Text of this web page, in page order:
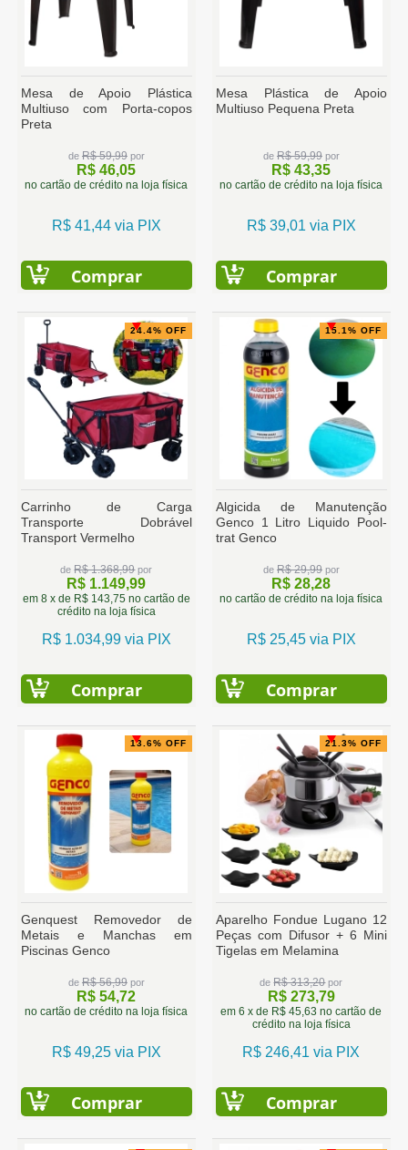
Mesa de Apoio Plástica
Multiuso com Porta-copos
Preta
de R$ 59,99por
R$ 46,05
no cartão de crédito na loja física
R$ 41,44 via PIX
Comprar
Mesa Plástica de Apoio
Multiuso Pequena Preta
de R$ 59,99por
R$ 43,35
no cartão de crédito na loja física
R$ 39,01 via PIX
Comprar
24.4% OFF
Carrinho de Carga
Transporte Dobrável
Transport Vermelho
deR$ 1.368,99por
R$ 1.149,99
em 8 x de R$ 143,75 no cartão de
crédito na loja física
R$ 1.034,99 via PIX
Comprar
15.1% OFF
Algicida de Manutenção
Genco 1 Litro Liquido Pool-
trat Genco
de R$ 29,99por
R$ 28,28
no cartão de crédito na loja física
R$ 25,45 via PIX
Comprar
13.6% OFF
Genquest Removedor de
Metais e Manchas em
Piscinas Genco
de R$ 56,99por
R$ 54,72
no cartão de crédito na loja física
R$ 49,25 via PIX
Comprar
21.3% OFF
Aparelho Fondue Lugano 12
Peças com Difusor + 6 Mini
Tigelas em Melamina
deR$ 313,20por
R$ 273,79
em 6 x de R$ 45,63 no cartão de
crédito na loja física
R$ 246,41 via PIX
Comprar